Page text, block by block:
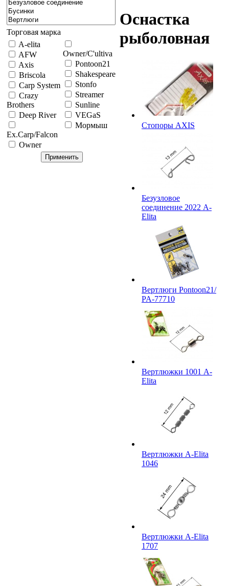
Торговая марка
A-elita
AFW
Axis
Briscola
Carp System
Crazy
Brothers
Deep River
Ex.Carp/Falcon
Owner
Owner/C'ultiva
Pontoon21
Shakespeare
Stonfo
Streamer
Sunline
VEGaS
Мормыш
Оснастка
рыболовная
Cтопоры AXIS
Безузловое
соединение 2022 A-
Elita
Вертлюги Pontoon21/
PA-77710
Вертлюжки 1001 A-
Elita
Вертлюжки A-Elita
1046
Вертлюжки A-Elita
1707